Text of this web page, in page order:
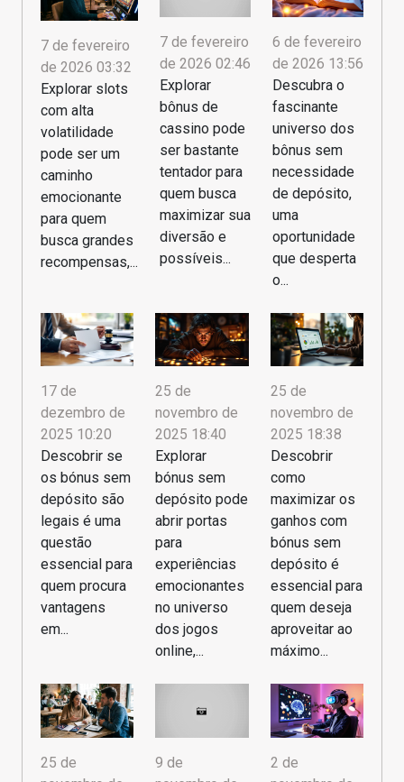
7 de fevereiro
de 2026 03:32
Explorar slots
com alta
volatilidade
pode ser um
caminho
emocionante
para quem
busca grandes
recompensas,...
7 de fevereiro
de 2026 02:46
Explorar
bônus de
cassino pode
ser bastante
tentador para
quem busca
maximizar sua
diversão e
possíveis...
6 de fevereiro
de 2026 13:56
Descubra o
fascinante
universo dos
bônus sem
necessidade
de depósito,
uma
oportunidade
que desperta
o...
17 de
dezembro de
2025 10:20
Descobrir se
os bónus sem
depósito são
legais é uma
questão
essencial para
quem procura
vantagens
em...
25 de
novembro de
2025 18:40
Explorar
bónus sem
depósito pode
abrir portas
para
experiências
emocionantes
no universo
dos jogos
online,...
25 de
novembro de
2025 18:38
Descobrir
como
maximizar os
ganhos com
bónus sem
depósito é
essencial para
quem deseja
aproveitar ao
máximo...
25 de
9 de
2 de